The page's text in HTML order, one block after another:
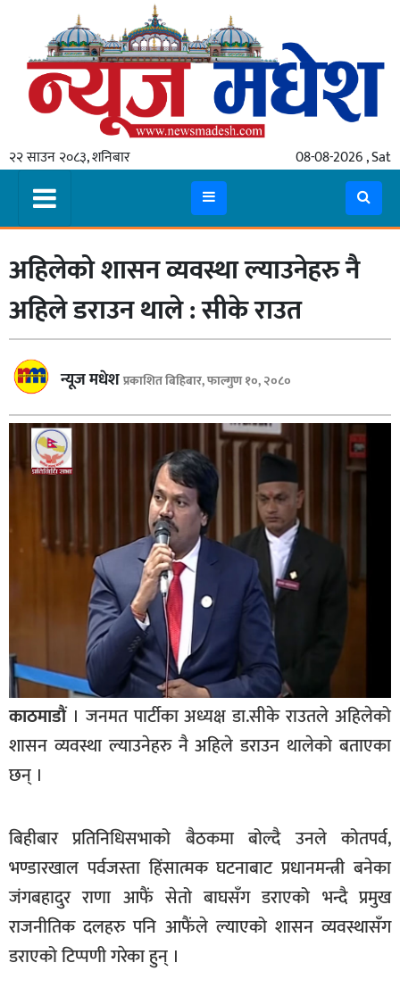
२२ साउन २०८३, शनिबार 08-08-2026 , Sat
गृहपृष्ठ
स्थानीय
प्रदेश
मधेश
प्रदेश
लुम्बिनी
गण्डकी
बागमती
कर्णाली
सुदूरपश्चिम
विशेष
प्रमुख
राष्ट्रिय
अन्तराष्ट्रिय
अन्तरबार्ता
अर्थ
फोटो
भिडियो
अहिलेको शासन व्यवस्था ल्याउनेहरु नै
अहिले डराउन थाले : सीके राउत
न्यूज मधेशप्रकाशित बिहिबार, फाल्गुण १०, २०८०
काठमाडौं। जनमत पार्टीका अध्यक्ष डा.सीके राउतले अहिलेको
शासन व्यवस्था ल्याउनेहरु नै अहिले डराउन थालेको बताएका
छन् ।
बिहीबार प्रतिनिधिसभाको बैठकमा बोल्दै उनले कोतपर्व,
भण्डारखाल पर्वजस्ता हिंसात्मक घटनाबाट प्रधानमन्त्री बनेका
जंगबहादुर राणा आफैं सेतो बाघसँग डराएको भन्दै प्रमुख
राजनीतिक दलहरु पनि आफैंले ल्याएको शासन व्यवस्थासँग
डराएको टिप्पणी गरेका हुन् ।